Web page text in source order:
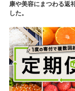
康や美容にまつわる返
した。